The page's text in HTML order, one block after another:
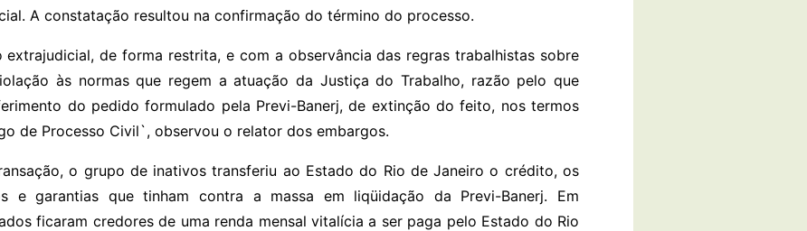
A constatação resultou na confirmação do término do processo.
extrajudicial, de forma restrita, e com a observância das regras trabalhistas sobre
às normas que regem a atuação da Justiça do Trabalho, razão pelo que
do pedido formulado pela Previ-Banerj, de extinção do feito, nos termos
de Processo Civil`, observou o relator dos embargos.
o grupo de inativos transferiu ao Estado do Rio de Janeiro o crédito, os
e garantias que tinham contra a massa em liqüidação da Previ-Banerj. Em
ficaram credores de uma renda mensal vitalícia a ser paga pelo Estado do Rio